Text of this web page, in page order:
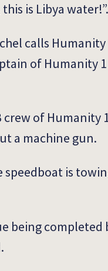
is Libya water!”.
calls
of Humanity
crew of
a machine gun.
speedboat is
being completed